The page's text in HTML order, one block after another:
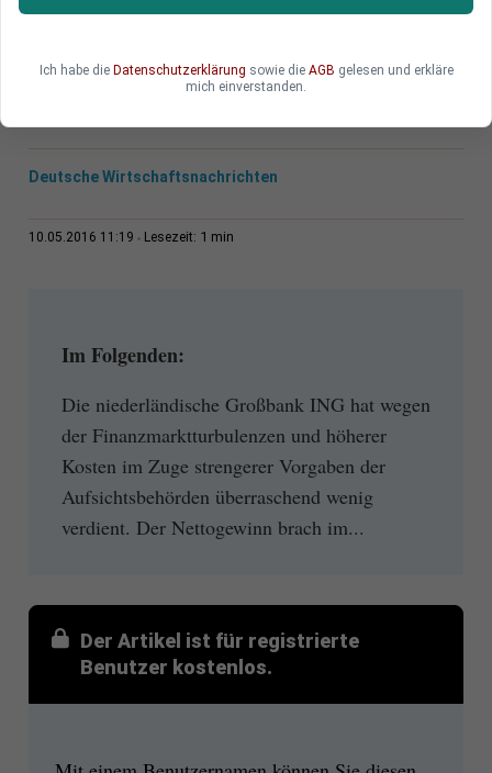
Branche.
Deutsche Wirtschaftsnachrichten
10.05.2016 11:19 Lesezeit: 1 min
Im Folgenden:
Die niederländische Großbank ING hat wegen
der Finanzmarktturbulenzen und höherer
Kosten im Zuge strengerer Vorgaben der
Aufsichtsbehörden überraschend wenig
verdient. Der Nettogewinn brach im...
Der Artikel ist für registrierte
Benutzer kostenlos.
Ich habe die Datenschutzerklärung sowie die AGB gelesen und erkläre
mich einverstanden.